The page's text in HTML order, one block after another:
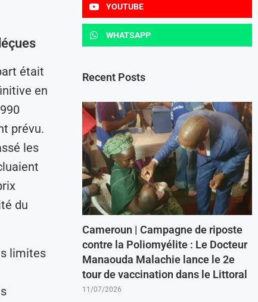
était
en
prévu.
les
du
limites
YOUTUBE
WHATSAPP
Recent Posts
Cameroun | Campagne de riposte
contre la Poliomyélite : Le Docteur
Manaouda Malachie lance le 2e
tour de vaccination dans le Littoral
11/07/2026